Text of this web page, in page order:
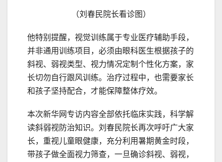
（刘春民院长看诊图）
他特别提醒，视觉训练属于专业医疗辅助手段，
并非通用训练项目，必须由眼科医生根据孩子的
斜视、弱视类型、视力情况定制个性化方案，家
长切勿自行跟风训练。治疗过程中，也需要家长
和孩子坚持配合，才能保障整体疗效。
本次新华网专访内容全部依托临床实践，科学解
读斜弱视防治知识。刘春民院长再次呼吁广大家
长，重视儿童眼健康，充分利用暑期黄金时段，
带孩子做全面视力筛查，一旦确诊斜视、弱视，